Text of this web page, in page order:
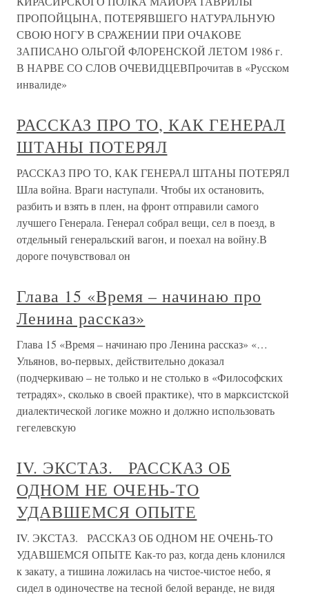
ПРОПОЙЦЫНА, ПОТЕРЯВШЕГО НАТУРАЛЬНУЮ
СВОЮ НОГУ В СРАЖЕНИИ ПРИ ОЧАКОВЕ
ЗАПИСАНО ОЛЬГОЙ ФЛОРЕНСКОЙ ЛЕТОМ 1986 г.
В НАРВЕ СО СЛОВ ОЧЕВИДЦЕВПрочитав в «Русском
инвалиде»
РАССКАЗ ПРО ТО, КАК ГЕНЕРАЛ
ШТАНЫ ПОТЕРЯЛ
РАССКАЗ ПРО ТО, КАК ГЕНЕРАЛ ШТАНЫ ПОТЕРЯЛ
Шла война. Враги наступали. Чтобы их остановить,
разбить и взять в плен, на фронт отправили самого
лучшего Генерала. Генерал собрал вещи, сел в поезд, в
отдельный генеральский вагон, и поехал на войну.В
дороге почувствовал он
Глава 15 «Время – начинаю про
Ленина рассказ»
Глава 15 «Время – начинаю про Ленина рассказ» «…
Ульянов, во-первых, действительно доказал
(подчеркиваю – не только и не столько в «Философских
тетрадях», сколько в своей практике), что в марксистской
диалектической логике можно и должно использовать
гегелевскую
IV. ЭКСТАЗ. РАССКАЗ ОБ
ОДНОМ НЕ ОЧЕНЬ-ТО
УДАВШЕМСЯ ОПЫТЕ
IV. ЭКСТАЗ. РАССКАЗ ОБ ОДНОМ НЕ ОЧЕНЬ-ТО
УДАВШЕМСЯ ОПЫТЕ Как-то раз, когда день клонился
к закату, а тишина ложилась на чистое-чистое небо, я
сидел в одиночестве на тесной белой веранде, не видя